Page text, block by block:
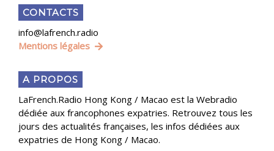
CONTACTS
info@lafrench.radio
Mentions légales
A PROPOS
LaFrench.Radio Hong Kong / Macao est la Webradio
dédiée aux francophones expatries. Retrouvez tous les
jours des actualités françaises, les infos dédiées aux
expatries de Hong Kong / Macao.